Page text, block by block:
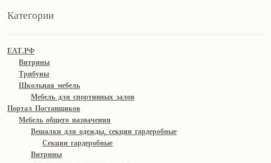
Категории
ЕАТ.РФ
Витрины
Трибуны
Школьная мебель
Мебель для спортивных залов
Портал Поставщиков
Мебель общего назначения
Вешалки для одежды, секции гардеробные
Секции гардеробные
Витрины